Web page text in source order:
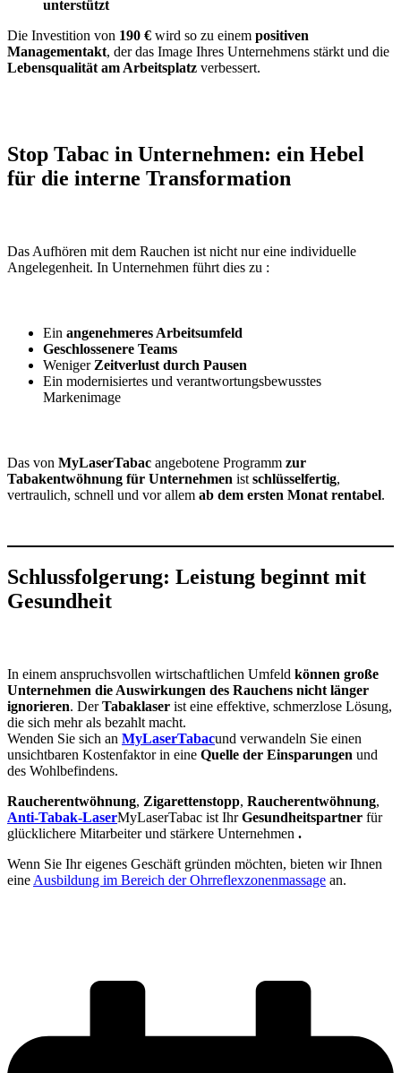
unterstützt
Die Investition von 190 € wird so zu einem positiven
Managementakt, der das Image Ihres Unternehmens stärkt und die
Lebensqualität am Arbeitsplatz verbessert.
Stop Tabac in Unternehmen: ein Hebel
für die interne Transformation
Das Aufhören mit dem Rauchen ist nicht nur eine individuelle
Angelegenheit. In Unternehmen führt dies zu :
Ein angenehmeres Arbeitsumfeld
Geschlossenere Teams
Weniger Zeitverlust durch Pausen
Ein modernisiertes und verantwortungsbewusstes
Markenimage
Das von MyLaserTabac angebotene Programm zur
Tabakentwöhnung für Unternehmen ist schlüsselfertig,
vertraulich, schnell und vor allem ab dem ersten Monat rentabel.
Schlussfolgerung: Leistung beginnt mit
Gesundheit
In einem anspruchsvollen wirtschaftlichen Umfeld können große
Unternehmen die Auswirkungen des Rauchens nicht länger
ignorieren. DerTabaklaser ist eine effektive, schmerzlose Lösung,
die sich mehr als bezahlt macht.
Wenden Sie sich an MyLaserTabacund verwandeln Sie einen
unsichtbaren Kostenfaktor in eine Quelle der Einsparungen und
des Wohlbefindens.
Raucherentwöhnung, Zigarettenstopp, Raucherentwöhnung,
Anti-Tabak-LaserMyLaserTabac ist IhrGesundheitspartner für
glücklichere Mitarbeiter und stärkere Unternehmen .
Wenn Sie Ihr eigenes Geschäft gründen möchten, bieten wir Ihnen
eine Ausbildung im Bereich der Ohrreflexzonenmassage an.